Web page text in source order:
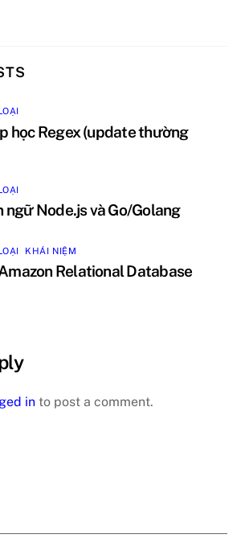
học Regex (update thường
ngữ Node.js và Go/Golang
KHÁI NIỆM
Relational Database
in to post a comment.